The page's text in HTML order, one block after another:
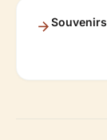
Souvenirs